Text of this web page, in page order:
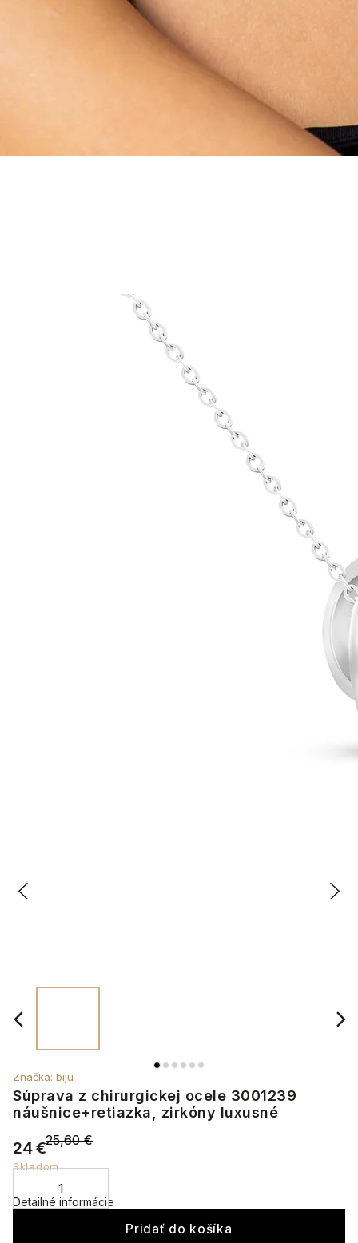
Súprava z chirurgickej ocele 3001239
náušnice+retiazka, zirkóny luxusné
Značka: biju
25,60 €
24 €
Skladom
Pridať do košíka
Detailné informácie